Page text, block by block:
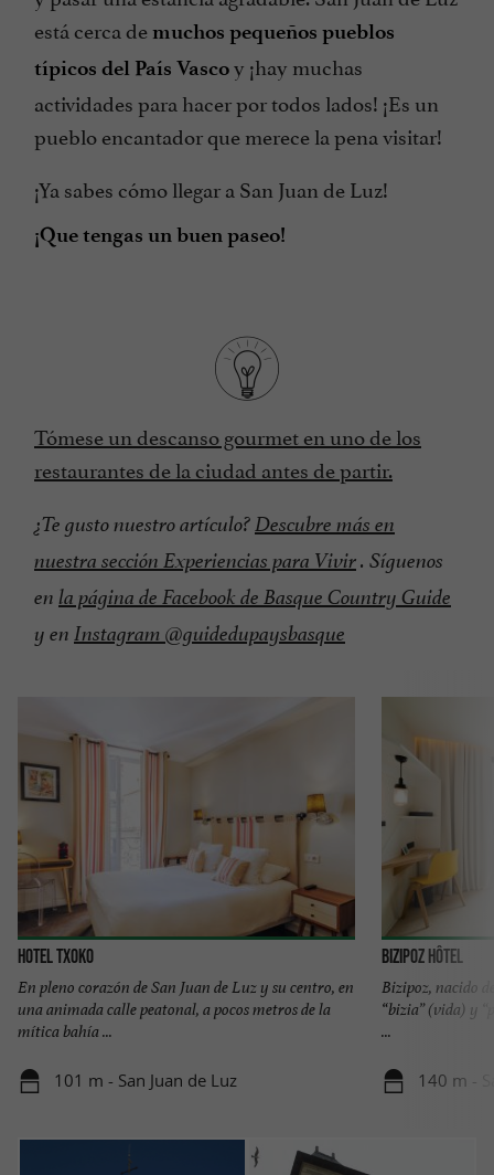
está cerca de muchos pequeños pueblos
típicos del País Vascoy ¡hay muchas
actividades para hacer por todos lados! ¡Es un
pueblo encantador que merece la pena visitar!
¡Ya sabes cómo llegar a San Juan de Luz!
¡Que tengas un buen paseo!
Tómese un descanso gourmet en uno de los
restaurantes de la ciudad antes de partir.
¿Te gusto nuestro artículo?Descubre más en
nuestra sección Experiencias para Vivir. Síguenos
en la página de Facebook de Basque Country Guide
y en Instagram @guidedupaysbasque
Hotel Txoko
En pleno corazón de San Juan de Luz y su centro, en
una animada calle peatonal, a pocos metros de la
mítica bahía ...
101 m - San Juan de Luz
Bizipoz Hôtel
Bizipoz, nacido
“bizia” (vida) y
...
140 m -